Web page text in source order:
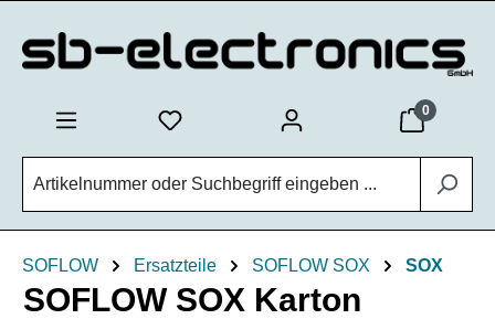
0
SOFLOW Ersatzteile SOFLOW SOX SOX
SOFLOW SOX Karton